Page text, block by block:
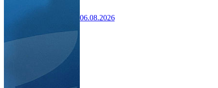
06.08.2026